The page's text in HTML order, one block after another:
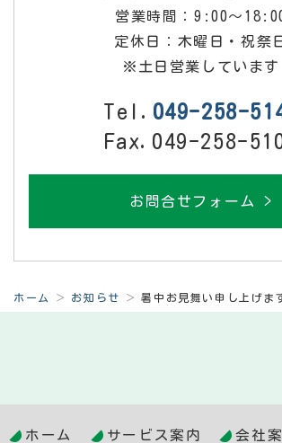
営業時間：9:00～
定休日：木曜日・祝祭
※土日営業しています
Tel. 049-258-
Fax.049-258-
お問合せフォーム >
ホーム お知らせ 暑中お見舞い申し上げま
ホーム サービス案内 会社